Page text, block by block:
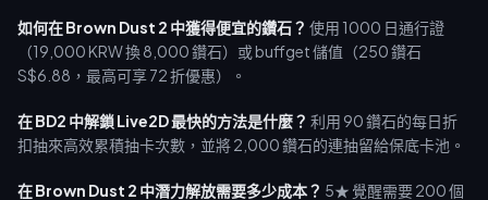
如何在 Brown Dust 2 中獲得便宜的鑽石？ 使用 1000 日通行證
（19,000 KRW 換 8,000 鑽石）或 buffget 儲值（250 鑽石
S$6.88，最高可享 72 折優惠）。
在 BD2 中解鎖 Live2D 最快的方法是什麼？ 利用 90 鑽石的每日折
扣抽來高效累積抽卡次數，並將 2,000 鑽石的連抽留給保底卡池。
在 Brown Dust 2 中潛力解放需要多少成本？ 5★ 覺醒需要 200 個